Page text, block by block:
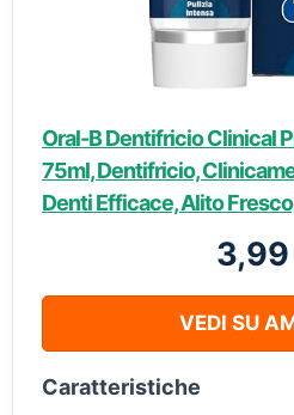
Oral-B Dentifricio Clinical
75ml, Dentifricio,
Denti Efficace, Alito
VEDI SU
Caratteristiche